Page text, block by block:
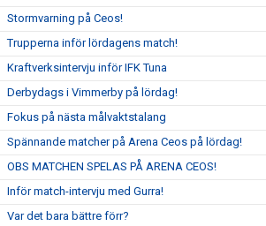
Stormvarning på Ceos!
Trupperna inför lördagens match!
Kraftverksintervju inför IFK Tuna
Derbydags i Vimmerby på lördag!
Fokus på nästa målvaktstalang
Spännande matcher på Arena Ceos på lördag!
OBS MATCHEN SPELAS PÅ ARENA CEOS!
Inför match-intervju med Gurra!
Var det bara bättre förr?